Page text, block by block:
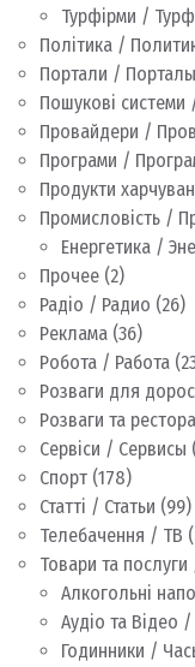
Турфірми /
Політика /
Портали / Порталы
Пошукові
Провайдери /
Програми /
Продукти
Промисловість /
Енергетика /
Прочее (2)
Радіо / Радио (26)
Реклама (36)
Робота / Работа
Розваги для
Розваги та
Сервіси / Сервисы
Спорт (178)
Статті / Статьи (99)
Телебачення / ТВ
Товари та
Алкогольні
Аудіо та Відео
Годинники /